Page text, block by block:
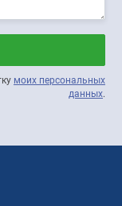
моих персональных
данных.